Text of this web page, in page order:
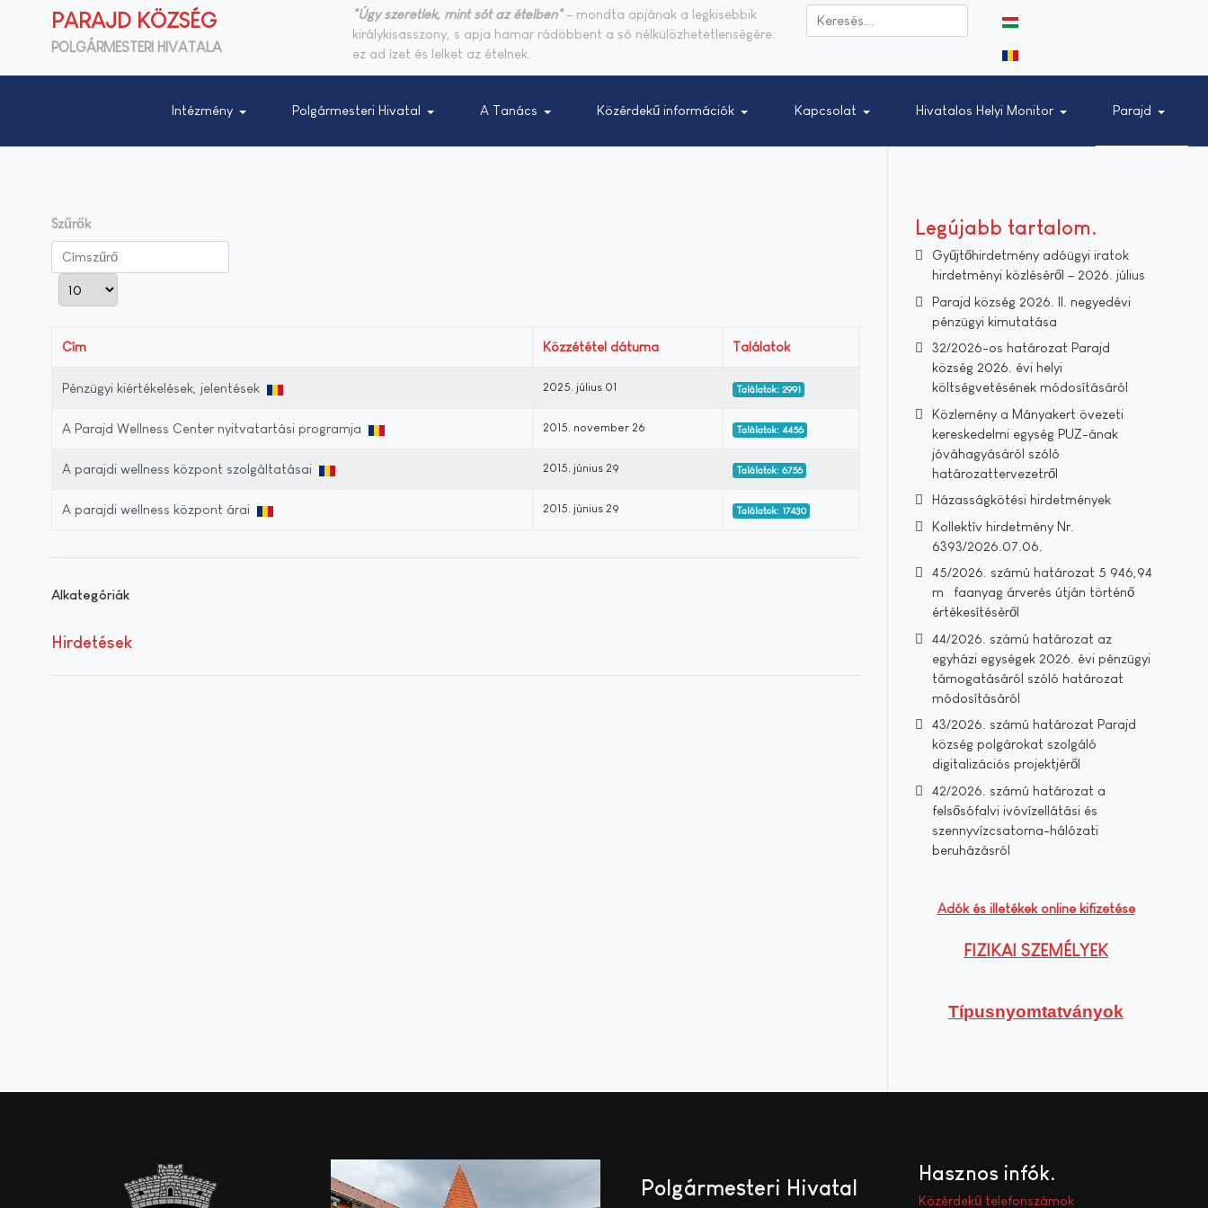
PARAJD KÖZSÉG
POLGÁRMESTERI HIVATALA
"Úgy szeretlek, mint sót az ételben"– mondta apjának a legkisebbik
királykisasszony, s apja hamar rádöbbent a só nélkülözhetetlenségére:
ez ad ízet és lelket az ételnek.
Intézmény Polgármesteri Hivatal A Tanács Közérdekű információk Kapcsolat Hivatalos Helyi Monitor Parajd
Szűrők
Címszűrő
Tételek #
Cím Közzététel dátuma Találatok
Pénzügyi kiértékelések, jelentések 2025. július 01 Találatok: 2991
A Parajd Wellness Center nyitvatartási programja 2015. november 26 Találatok: 4456
A parajdi wellness központ szolgáltatásai 2015. június 29 Találatok: 6756
A parajdi wellness központ árai 2015. június 29 Találatok: 17430
Alkategóriák
Hirdetések
Legújabb tartalom
Gyűjtőhirdetmény adóügyi iratok
hirdetményi közléséről – 2026. július
Parajd község 2026. II. negyedévi
pénzügyi kimutatása
32/2026-os határozat Parajd
község 2026. évi helyi
költségvetésének módosításáról
Közlemény a Mányakert övezeti
kereskedelmi egység PUZ-ának
jóváhagyásáról szóló
határozattervezetről
Házasságkötési hirdetmények
Kollektív hirdetmény Nr.
6393/2026.07.06.
45/2026. számú határozat 5 946,94
m³ faanyag árverés útján történő
értékesítéséről
44/2026. számú határozat az
egyházi egységek 2026. évi pénzügyi
támogatásáról szóló határozat
módosításáról
43/2026. számú határozat Parajd
község polgárokat szolgáló
digitalizációs projektjéről
42/2026. számú határozat a
felsősófalvi ivóvízellátási és
szennyvízcsatorna-hálózati
beruházásról
Adók és illetékek online kifizetése
FIZIKAI SZEMÉLYEK
Típusnyomtatványok
Polgármesteri Hivatal
Hasznos infók
Közérdekű telefonszámok